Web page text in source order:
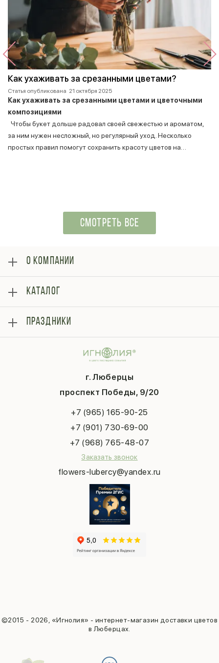
Как ухаживать за срезанными цветами?
Статья опубликована 21 октября 2025
Как ухаживать за срезанными цветами и цветочными
композициями
Чтобы букет дольше радовал своей свежестью и ароматом,
за ним нужен несложный, но регулярный уход. Несколько
простых правил помогут сохранить красоту цветов на…
СМОТРЕТЬ ВСЕ
г. Люберцы
проспект Победы, 9/20
+7 (965) 165-90-25
+7 (901) 730-69-00
+7 (968) 765-48-07
Заказать звонок
flowers-lubercy@yandex.ru
©2015 - 2026, «Игнолия» - интернет-магазин доставки цветов
в Люберцах.
О КОМПАНИИ
Оплата
Отзывы
Блог
Гарантии
Контакты
Публичная оферта
КАТАЛОГ
Букеты
Композиции
ПРАЗДНИКИ
Последний звонок